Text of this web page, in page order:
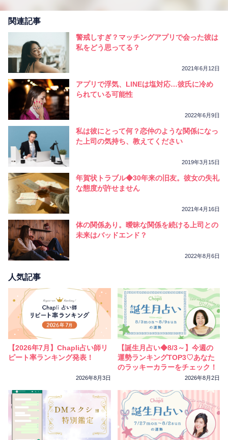
関連記事
警戒しすぎ？マッチングアプリで会った彼は
私をどう思ってる？
2021年6月12日
アプリで浮気、LINEは塩対応…彼氏に冷め
られている可能性
2022年6月9日
私は彼にとって何？恋仲のような関係になっ
た上司の気持ち、教えてください
2019年3月15日
年賀状トラブル◆30年来の旧友。彼女の失礼
な態度が許せません
2021年4月16日
体の関係あり。曖昧な関係を続ける上司との
未来はバッドエンド？
2022年8月6日
人気記事
【2026年7月】Chapli占い師リ
ピート率ランキング発表！
2026年8月3日
【誕生月占い◆8/3～】今週の
運勢ランキングTOP3♡あなた
のラッキーカラーをチェック！
2026年8月2日